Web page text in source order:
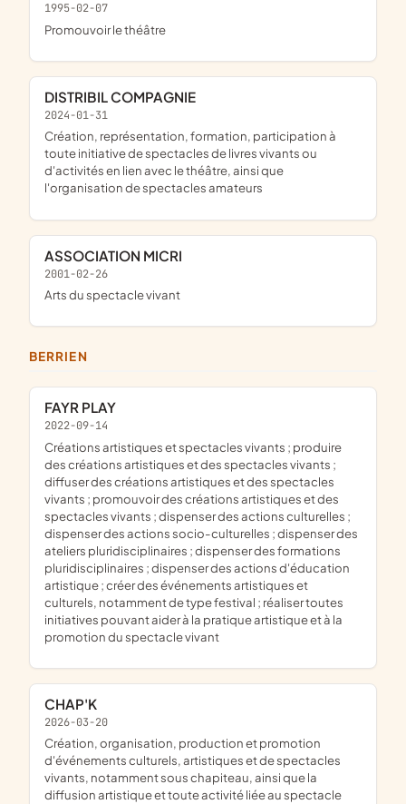
1995-02-07
promouvoir le théâtre
DISTRIBIL COMPAGNIE
2024-01-31
création, représentation, formation, participation à
toute initiative de spectacles de livres vivants ou
d'activités en lien avec le théâtre, ainsi que
l'organisation de spectacles amateurs
ASSOCIATION MICRI
2001-02-26
Arts du spectacle vivant
BERRIEN
FAYR PLAY
2022-09-14
créations artistiques et spectacles vivants ; produire
des créations artistiques et des spectacles vivants ;
diffuser des créations artistiques et des spectacles
vivants ; promouvoir des créations artistiques et des
spectacles vivants ; dispenser des actions culturelles ;
dispenser des actions socio-culturelles ; dispenser des
ateliers pluridisciplinaires ; dispenser des formations
pluridisciplinaires ; dispenser des actions d'éducation
artistique ; créer des événements artistiques et
culturels, notamment de type festival ; réaliser toutes
initiatives pouvant aider à la pratique artistique et à la
promotion du spectacle vivant
CHAP'K
2026-03-20
création, organisation, production et promotion
d'événements culturels, artistiques et de spectacles
vivants, notamment sous chapiteau, ainsi que la
diffusion artistique et toute activité liée au spectacle